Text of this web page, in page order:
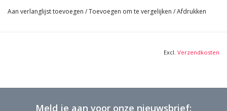
Aan verlanglijst toevoegen /Toevoegen om te vergelijken /Afdrukken
Excl. Verzendkosten
Meld je aan voor onze nieuwsbrief: